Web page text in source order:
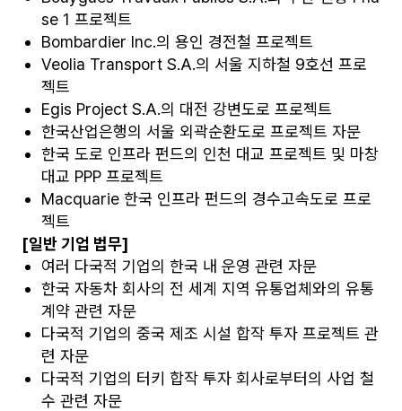
se 1 프로젝트
Bombardier Inc.의 용인 경전철 프로젝트
Veolia Transport S.A.의 서울 지하철 9호선 프로
젝트
Egis Project S.A.의 대전 강변도로 프로젝트
한국산업은행의 서울 외곽순환도로 프로젝트 자문
한국 도로 인프라 펀드의 인천 대교 프로젝트 및 마창
대교 PPP 프로젝트
Macquarie 한국 인프라 펀드의 경수고속도로 프로
젝트
[일반 기업 법무]
여러 다국적 기업의 한국 내 운영 관련 자문
한국 자동차 회사의 전 세계 지역 유통업체와의 유통
계약 관련 자문
다국적 기업의 중국 제조 시설 합작 투자 프로젝트 관
련 자문
다국적 기업의 터키 합작 투자 회사로부터의 사업 철
수 관련 자문